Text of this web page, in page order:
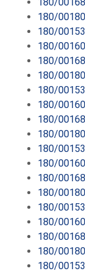
180/
180/
180/
180/
180/
180/
180/
180/
180/
180/
180/
180/
180/
180/
180/
180/
180/
180/